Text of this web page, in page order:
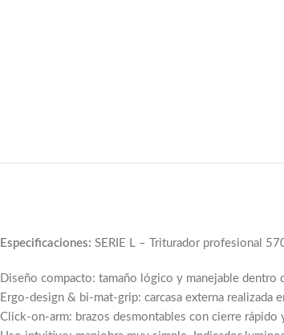
Especificaciones: SERIE L – Triturador profesional
Diseño compacto: tamaño lógico y manejable dentro
Ergo-design & bi-mat-grip: carcasa externa realizada
Click-on-arm: brazos desmontables con cierre rápido